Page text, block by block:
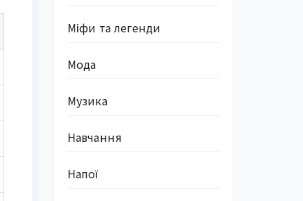
Міфи та легенди
Мода
Музика
Навчання
Напої